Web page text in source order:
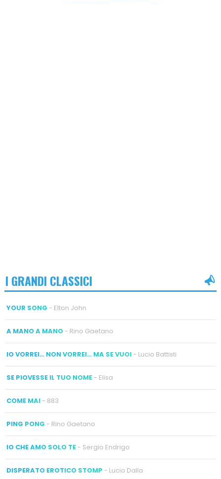
I GRANDI CLASSICI
YOUR SONG - Elton John
A MANO A MANO- Rino Gaetano
IO VORREI… NON VORREI… MA SE VUOI- Lucio Battisti
SE PIOVESSE IL TUO NOME- Elisa
COME MAI- 883
PING PONG - Rino Gaetano
IO CHE AMO SOLO TE- Sergio Endrigo
DISPERATO EROTICO STOMP - Lucio Dalla